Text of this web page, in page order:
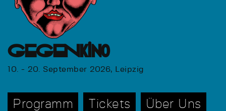
GEGENkino
10. - 20. September 2026, Leipzig
Programm Tickets Über Uns